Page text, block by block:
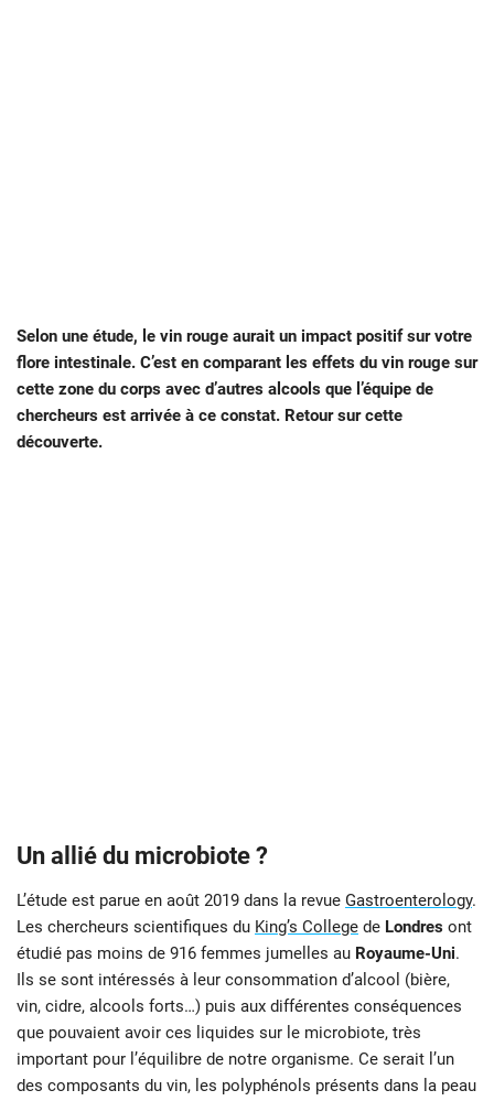
Selon une étude, le vin rouge aurait un impact positif sur votre
flore intestinale. C’est en comparant les effets du vin rouge sur
cette zone du corps avec d’autres alcools que l’équipe de
chercheurs est arrivée à ce constat. Retour sur cette
découverte.
Un allié du microbiote ?
L’étude est parue en août 2019 dans la revue Gastroenterology.
Les chercheurs scientifiques du King’s College de Londres ont
étudié pas moins de 916 femmes jumelles au Royaume-Uni.
Ils se sont intéressés à leur consommation d’alcool (bière,
vin, cidre, alcools forts…) puis aux différentes conséquences
que pouvaient avoir ces liquides sur le microbiote, très
important pour l’équilibre de notre organisme. Ce serait l’un
des composants du vin, les polyphénols présents dans la peau